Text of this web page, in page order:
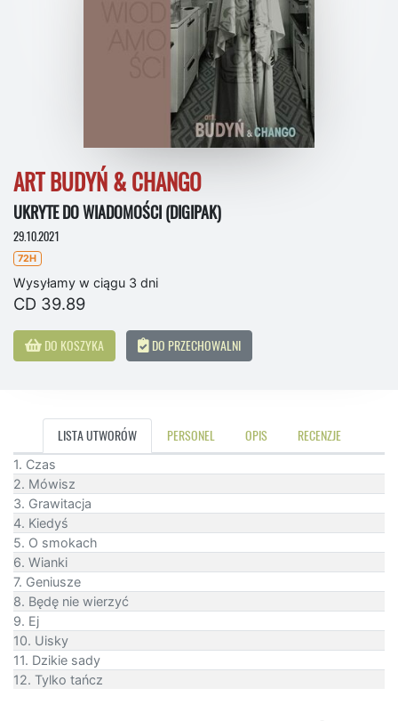
ART BUDYŃ & CHANGO
UKRYTE DO WIADOMOŚCI (DIGIPAK)
29.10.2021
72H
Wysyłamy w ciągu 3 dni
CD 39.89
DO KOSZYKA DO PRZECHOWALNI
LISTA UTWORÓW PERSONEL OPIS RECENZJE
1. Czas
2. Mówisz
3. Grawitacja
4. Kiedyś
5. O smokach
6. Wianki
7. Geniusze
8. Będę nie wierzyć
9. Ej
10. Uisky
11. Dzikie sady
12. Tylko tańcz